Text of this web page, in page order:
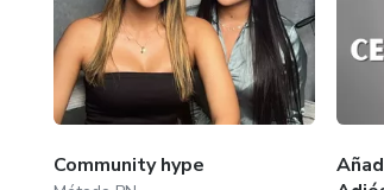
Community hype